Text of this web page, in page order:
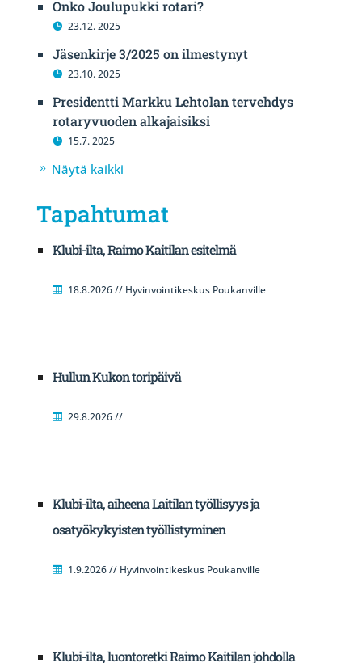
Onko Joulupukki rotari?
23.12. 2025
Jäsenkirje 3/2025 on ilmestynyt
23.10. 2025
Presidentti Markku Lehtolan tervehdys
rotaryvuoden alkajaisiksi
15.7. 2025
Näytä kaikki
Tapahtumat
Klubi-ilta, Raimo Kaitilan esitelmä
18.8.2026 // Hyvinvointikeskus Poukanville
Hullun Kukon toripäivä
29.8.2026 //
Klubi-ilta, aiheena Laitilan työllisyys ja
osatyökykyisten työllistyminen
1.9.2026 // Hyvinvointikeskus Poukanville
Klubi-ilta, luontoretki Raimo Kaitilan johdolla